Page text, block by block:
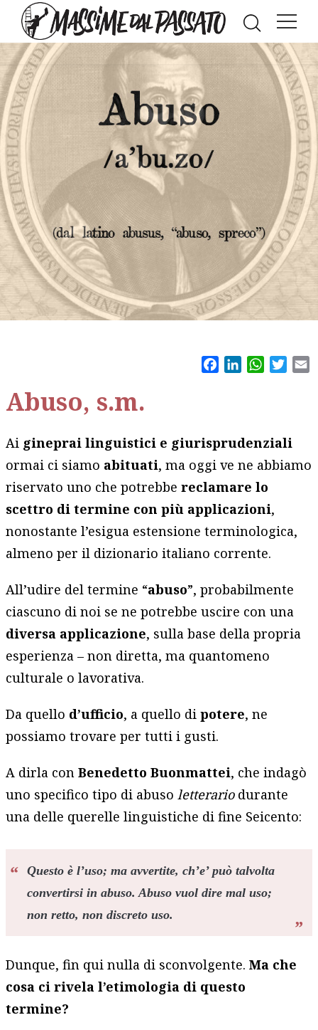
FacebookLinkedIn
Abuso, s.m.
Ai gineprai linguistici e giurisprudenziali
ormai ci siamo abituati, ma oggi ve ne abbiamo
riservato uno che potrebbereclamare lo
scettro di termine con più applicazioni,
nonostante l’esigua estensione terminologica,
almeno per il dizionario italiano corrente.
All’udire del termine “abuso”, probabilmente
ciascuno di noi se ne potrebbe uscire con una
diversa applicazione, sulla base della propria
esperienza – non diretta, ma quantomeno
culturale o lavorativa.
Da quello d’ufficio, a quello dipotere, ne
possiamo trovare per tutti i gusti.
A dirla conBenedetto Buonmattei, che indagò
uno specifico tipo di abuso letterariodurante
una delle querelle linguistiche di fine Seicento:
Questo è l’uso; ma avvertite, ch’e’ può talvolta
convertirsi in abuso. Abuso vuol dire mal uso;
non retto, non discreto uso.
Dunque, fin qui nulla di sconvolgente.Ma che
cosa ci rivela l’etimologia di questo
termine?